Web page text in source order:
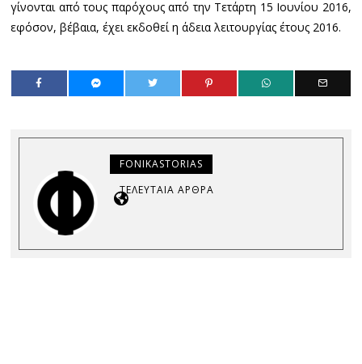
γίνονται από τους παρόχους από την Τετάρτη 15 Ιουνίου 2016,
εφόσον, βέβαια, έχει εκδοθεί η άδεια λειτουργίας έτους 2016.
FONIKASTORIAS
ΤΕΛΕΥΤΑΊΑ ΆΡΘΡΑ